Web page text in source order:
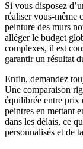
Si vous disposez
réaliser vous-même
peinture des murs
alléger le budget
complexes, il est
garantir un résultat
Enfin, demandez
Une comparaison
équilibrée entre prix
peintres en mettant
dans les délais, ce
personnalisés et de